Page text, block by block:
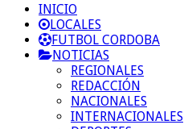
INICIO
LOCALES
FUTBOL CORDOBA
NOTICIAS
REGIONALES
REDACCIÓN
NACIONALES
INTERNACIONALES